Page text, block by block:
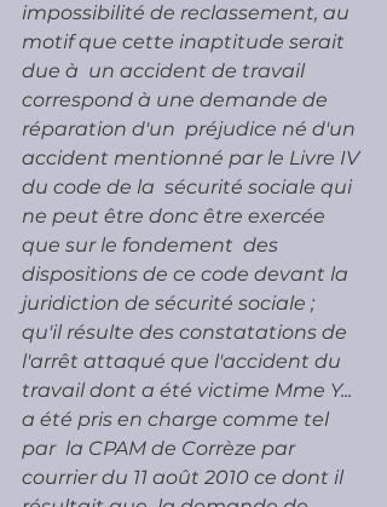
impossibilité de reclassement, au
motif que cette inaptitude serait
due à  un accident de travail
correspond à une demande de
réparation d'un  préjudice né d'un
accident mentionné par le Livre IV
du code de la  sécurité sociale qui
ne peut être donc être exercée
que sur le fondement  des
dispositions de ce code devant la
juridiction de sécurité sociale ;
qu'il résulte des constatations de
l'arrêt attaqué que l'accident du
travail dont a été victime Mme Y...
a été pris en charge comme tel
par  la CPAM de Corrèze par
courrier du 11 août 2010 ce dont il